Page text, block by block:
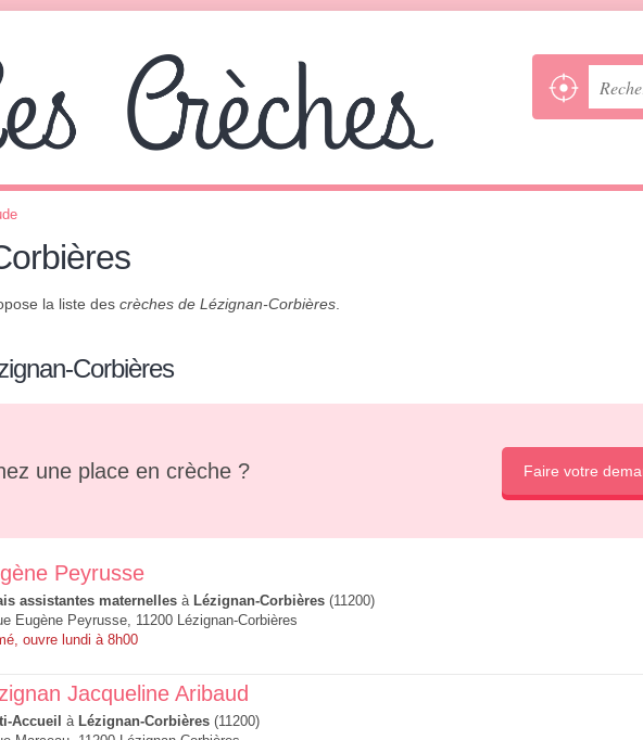
la liste des crèches de Lézignan-Corbières
Corbières
une place en crèche ? Faire votre
Peyrusse
assistantes maternelles à Lézignan-Corbières (11200)
Eugène Peyrusse, 11200 Lézignan-Corbières
ouvre lundi à 8h00
Jacqueline Aribaud
Accueil à Lézignan-Corbières (11200)